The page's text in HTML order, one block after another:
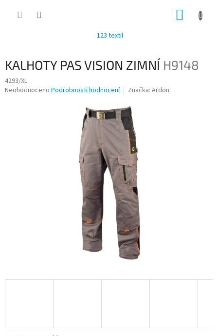
123 textil
KALHOTY PAS VISION ZIMNÍ H9148
4293/XL
Průměrné
Neohodnoceno Podrobnosti hodnocení Značka: Ardon